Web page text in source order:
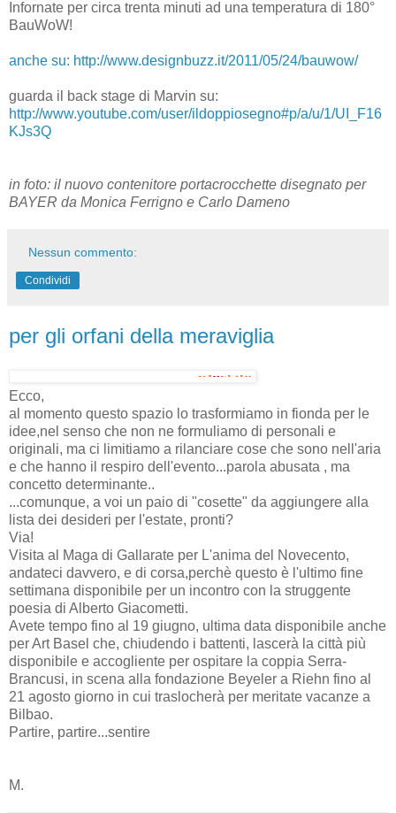
Infornate per circa trenta minuti ad una temperatura di 180°
BauWoW!
anche su: http://www.designbuzz.it/2011/05/24/bauwow/
guarda il back stage di Marvin su:
http://www.youtube.com/user/ildoppiosegno#p/a/u/1/UI_F16
KJs3Q
in foto: il nuovo contenitore portacrocchette disegnato per
BAYER da Monica Ferrigno e Carlo Dameno
Nessun commento:
Condividi
per gli orfani della meraviglia
Ecco,
al momento questo spazio lo trasformiamo in fionda per le
idee,nel senso che non ne formuliamo di personali e
originali, ma ci limitiamo a rilanciare cose che sono nell'aria
e che hanno il respiro dell'evento...parola abusata , ma
concetto determinante..
...comunque, a voi un paio di "cosette" da aggiungere alla
lista dei desideri per l'estate, pronti?
Via!
Visita al Maga di Gallarate per L'anima del Novecento,
andateci davvero, e di corsa,perchè questo è l'ultimo fine
settimana disponibile per un incontro con la struggente
poesia di Alberto Giacometti.
Avete tempo fino al 19 giugno, ultima data disponibile anche
per Art Basel che, chiudendo i battenti, lascerà la città più
disponibile e accogliente per ospitare la coppia Serra-
Brancusi, in scena alla fondazione Beyeler a Riehn fino al
21 agosto giorno in cui traslocherà per meritate vacanze a
Bilbao.
Partire, partire...sentire
M.